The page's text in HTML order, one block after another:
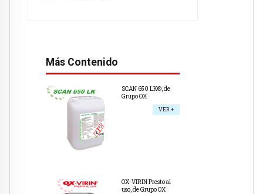
Más Contenido
SCAN 650 LK®, de
Grupo OX
VER +
OX-VIRIN Presto al
uso, de Grupo OX